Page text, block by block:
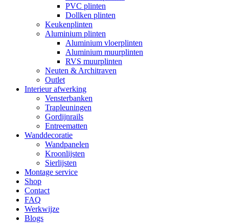
PVC plinten
Dollken plinten
Keukenplinten
Aluminium plinten
Aluminium vloerplinten
Aluminium muurplinten
RVS muurplinten
Neuten & Architraven
Outlet
Interieur afwerking
Vensterbanken
Trapleuningen
Gordijnrails
Entreematten
Wanddecoratie
Wandpanelen
Kroonlijsten
Sierlijsten
Montage service
Shop
Contact
FAQ
Werkwijze
Blogs